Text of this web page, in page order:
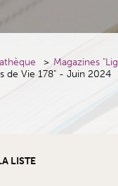
Magazines
de Vie 178" - Juin 2024
LISTE